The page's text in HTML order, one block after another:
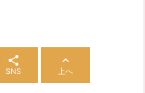

SNS

上へ